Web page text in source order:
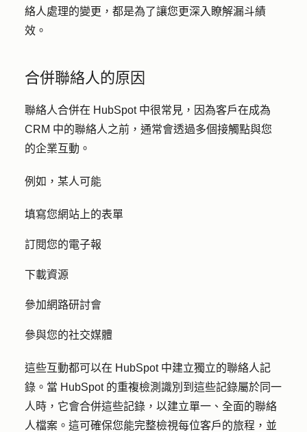
絡人處理的變更，都是為了讓您更深入瞭解漏斗績
效。
合併聯絡人的原因
聯絡人合併在 HubSpot 中很常見，因為客戶在成為
CRM 中的聯絡人之前，通常會透過多個接觸點與您
的企業互動。
例如，某人可能
填寫您網站上的表單
訂閱您的電子報
下載資源
參加網路研討會
參與您的社交媒體
這些互動都可以在 HubSpot 中建立獨立的聯絡人記
錄。當 HubSpot 的重複檢測識別到這些記錄屬於同一
人時，它會合併這些記錄，以建立單一、全面的聯絡
人檔案。這可確保您能完整檢視每位客戶的旅程，並